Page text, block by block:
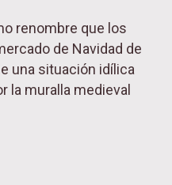
renombre que los
de Navidad de
una situación idílica
la muralla medieval